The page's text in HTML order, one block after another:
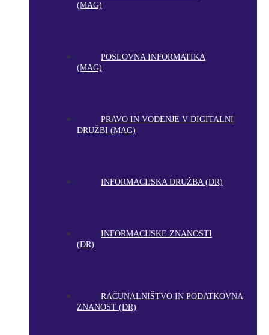
(MAG)
POSLOVNA INFORMATIKA
(MAG)
PRAVO IN VODENJE V DIGITALNI
DRUŽBI (MAG)
INFORMACIJSKA DRUŽBA (DR)
INFORMACIJSKE ZNANOSTI
(DR)
RAČUNALNIŠTVO IN PODATKOVNA
ZNANOST (DR)